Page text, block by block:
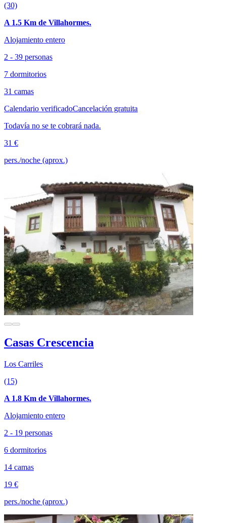
(30)
A 1.5 Km de Villahormes.
Alojamiento entero
2 - 39 personas
7 dormitorios
31 camas
Calendario verificadoCancelación gratuita
Todavía no se te cobrará nada.
31 €
pers./noche (aprox.)
Casas Crescencia
Los Carriles
(15)
A 1.8 Km de Villahormes.
Alojamiento entero
2 - 19 personas
6 dormitorios
14 camas
19 €
pers./noche (aprox.)